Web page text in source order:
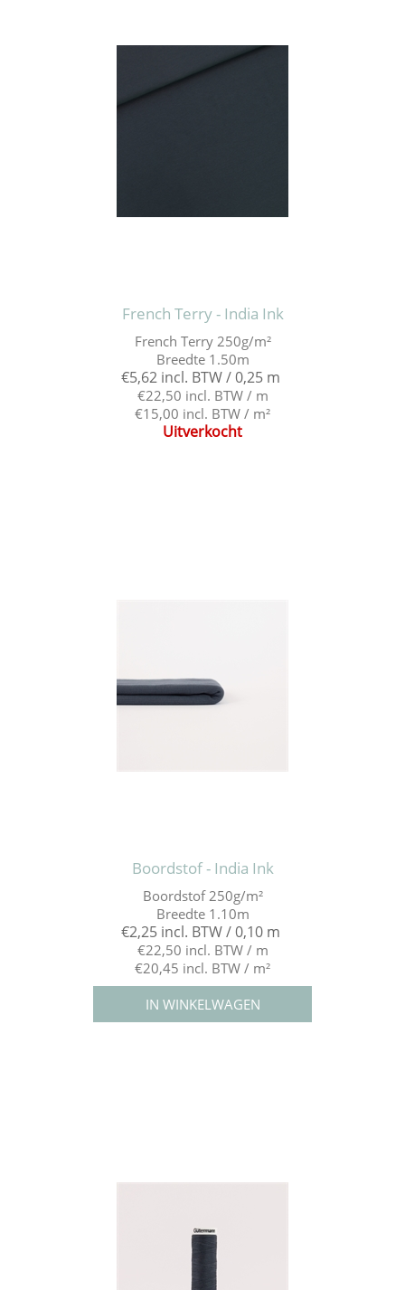
French Terry - India Ink
French Terry 250g/m²
Breedte 1.50m
€5,62 incl. BTW / 0,25 m
€22,50 incl. BTW / m
€15,00 incl. BTW / m²
Uitverkocht
Boordstof - India Ink
Boordstof 250g/m²
Breedte 1.10m
€2,25 incl. BTW / 0,10 m
€22,50 incl. BTW / m
€20,45 incl. BTW / m²